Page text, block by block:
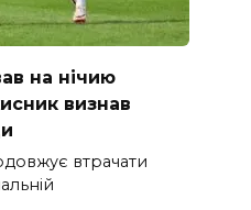
на нічию
визнав
втрачати